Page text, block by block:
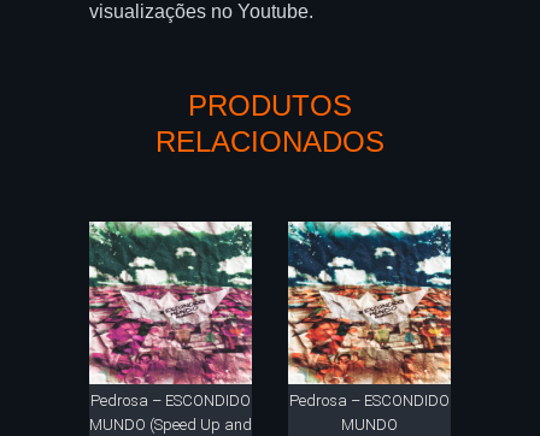
visualizações no Youtube.
PRODUTOS
RELACIONADOS
Pedrosa – ESCONDIDO
MUNDO (Speed Up and
Pedrosa – ESCONDIDO
MUNDO